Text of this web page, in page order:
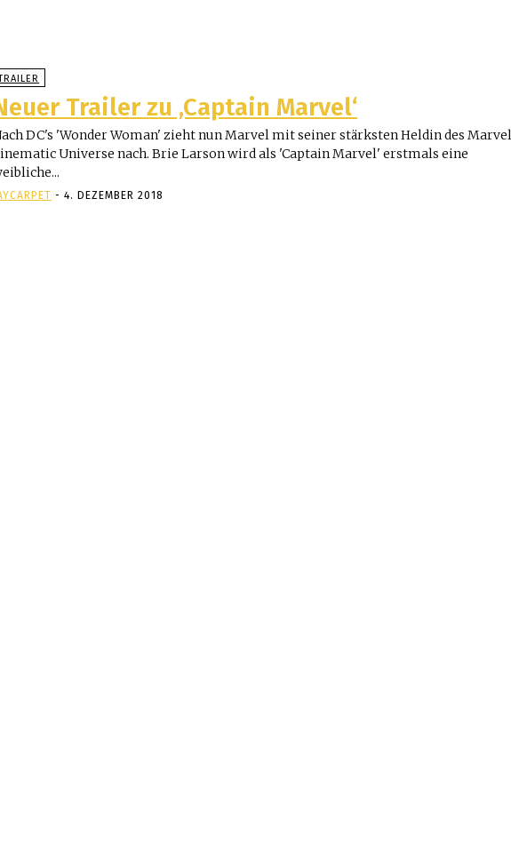
Trailer zu ‚Captain Marvel‘
DC's 'Wonder Woman' zieht nun Marvel mit seiner stärksten Heldin des Marvel
Universe nach. Brie Larson wird als 'Captain Marvel' erstmals eine
- 4. DEZEMBER 2018